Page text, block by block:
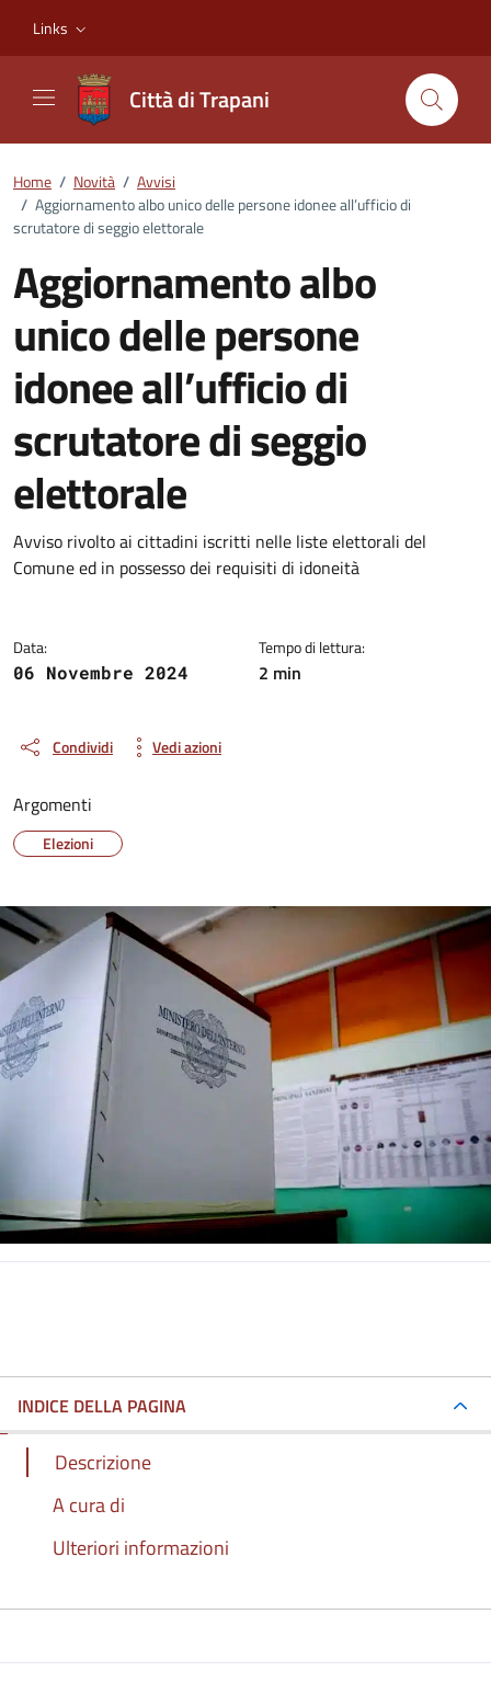
Links
Città di Trapani
Home / Novità / Avvisi
/ Aggiornamento albo unico delle persone idonee all’ufficio di
scrutatore di seggio elettorale
Aggiornamento albo
unico delle persone
idonee all’ufficio di
scrutatore di seggio
elettorale
Dettagli della notizia
Avviso rivolto ai cittadini iscritti nelle liste elettorali del
Comune ed in possesso dei requisiti di idoneità
Data:
06 Novembre 2024
Tempo di lettura:
2 min
Condividi Vedi azioni
Argomenti
Elezioni
INDICE DELLA PAGINA
Descrizione
A cura di
Ulteriori informazioni